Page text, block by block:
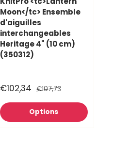
Moon</tc> Ensemble
d'aiguilles
interchangeables
Heritage 4" (10 cm)
(350312)
€102,34 €107,73
Options